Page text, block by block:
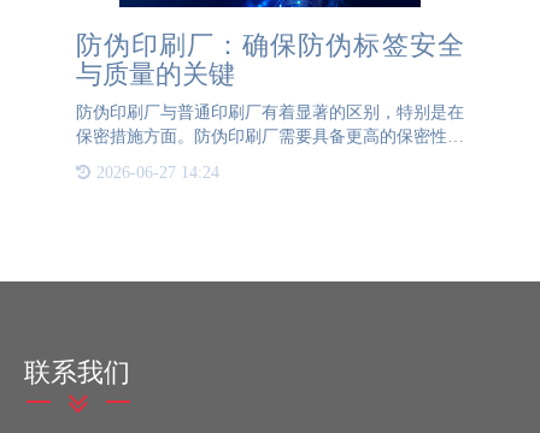
防伪印刷厂：确保防伪标签安全
与质量的关键
防伪印刷厂与普通印刷厂有着显著的区别，特别是在
保密措施方面。防伪印刷厂需要具备更高的保密性和
利防伪作为一家专业的防伪标签公司，其独立的防伪
2026-06-27 14:24
联系我们